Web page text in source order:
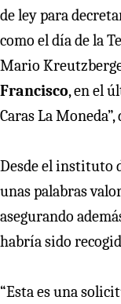
de ley para
como el día de la
Mario
Francisco, en el
Caras La Moneda”,
Desde el instituto
unas palabras
asegurando
habría sido
“Esta es una